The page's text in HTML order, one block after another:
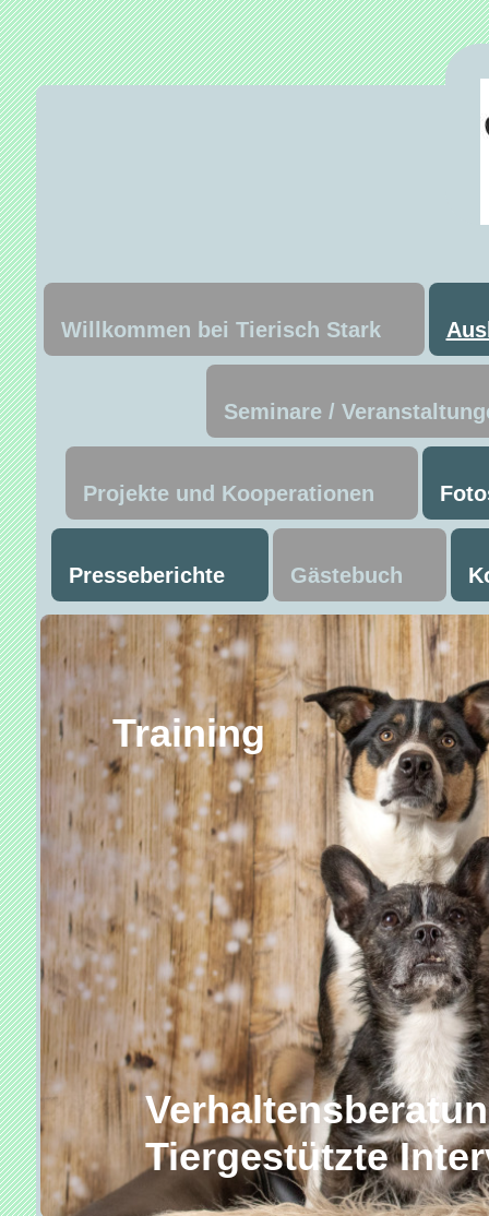
Willkommen bei Tierisch Stark
Seminare /
Projekte und Kooperationen
Presseberichte Gästebuch
Tiergestützte